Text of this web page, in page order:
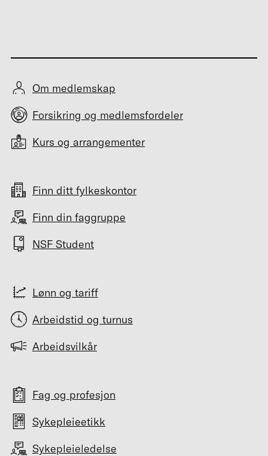
Om medlemskap
Forsikring og medlemsfordeler
Kurs og arrangementer
Finn ditt fylkeskontor
Finn din faggruppe
NSF Student
Lønn og tariff
Arbeidstid og turnus
Arbeidsvilkår
Fag og profesjon
Sykepleieetikk
Sykepleieledelse